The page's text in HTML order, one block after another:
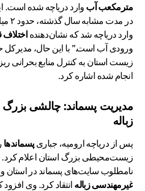
مترمکعب آب وارد دریاچه شده است.
در
وارد دریاچه شد که نشان‌دهنده اختلاف
ورودی آب است.” با این حال،
زیست استان به کنترل منابع بحرانی
انجام شده اشاره کرد.
مدیریت پسماند: چالشی بزرگ
زباله
پس از دریاچه ارومیه، جباریپسماندها
زیست‌محیطی بزرگ استان اعلام کرد.
نامطلوب سایت‌های پسماند در استان
غیرمهندسی زباله انتقاد کرد. وی